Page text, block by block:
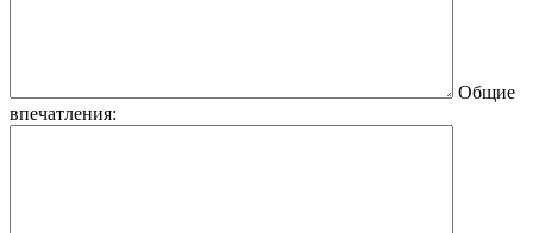
Общие
впечатления: